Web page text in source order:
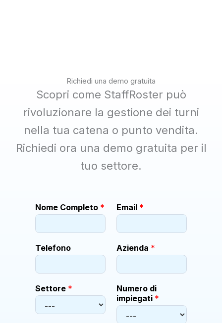
Richiedi una demo gratuita
Scopri come StaffRoster può
rivoluzionare la gestione dei turni
nella tua catena o punto vendita.
Richiedi ora una demo gratuita per il
tuo settore.
Nome Completo * Email *
Telefono Azienda *
Settore *
Numero di
impiegati *